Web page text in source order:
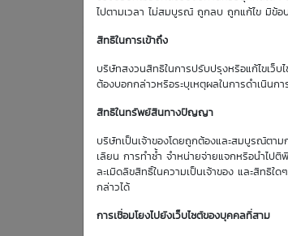
ไปตามเวลา ไม่สมบูรณ์ ถูกลบ ถูกแก้ไข มีข้อ
สิทธิในการเข้าถึง
บริษัทสงวนสิทธิในการปรับปรุงหรือแก้ไขเว็บ
ต้องบอกกล่าวหรือระบุเหตุผลในการดำเนินกา
สิทธิในทรัพย์สินทางปัญญา
บริษัทเป็นเจ้าของโดยถูกต้องและสมบูรณ์ตาม
เลียน การทำซ้ำ จำหน่ายจ่ายแจกหรือนำไป
ละเมิดลิขสิทธิ์ในความเป็นเจ้าของ และสิท
กล่าวได้
การเชื่อมโยงไปยังเว็บไซต์ของบุคคลที่สาม
0.00
Effective Gearing